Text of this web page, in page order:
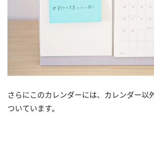
さらにこのカレンダーには、カレンダー以
ついています。